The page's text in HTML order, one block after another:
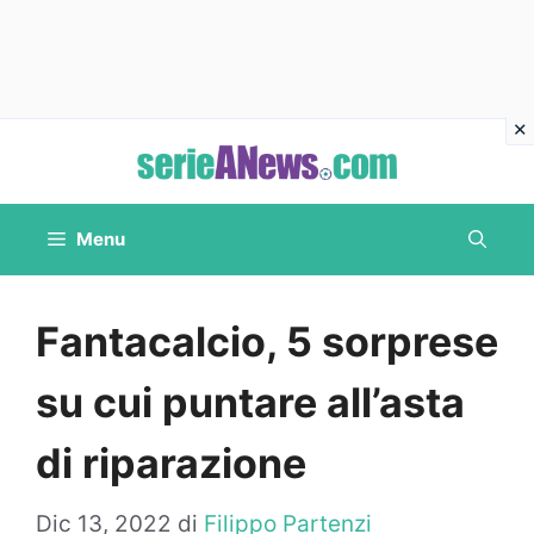
contenuto
Menu
Fantacalcio, 5 sorprese
su cui puntare all’asta
di riparazione
Dic 13, 2022 di Filippo Partenzi